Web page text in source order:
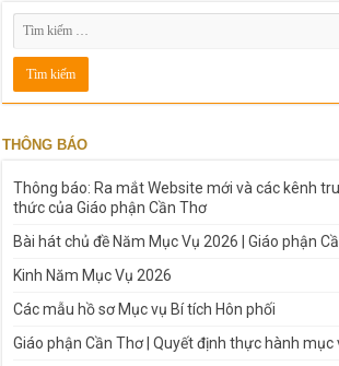
THÔNG BÁO
Thông báo: Ra mắt Website mới và các kênh
thức của Giáo phận Cần Thơ
Bài hát chủ đề Năm Mục Vụ 2026 | Giáo phận
Kinh Năm Mục Vụ 2026
Các mẫu hồ sơ Mục vụ Bí tích Hôn phối
Giáo phận Cần Thơ | Quyết định thực hành mục